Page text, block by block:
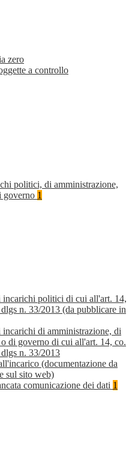
zero
a controllo
politici, di amministrazione,
governo 1
incarichi politici di cui all'art. 14,
n. 33/2013 (da pubblicare in
di amministrazione, di
di governo di cui all'art. 14, co.
n. 33/2013
(documentazione da
sul sito web)
comunicazione dei dati 1